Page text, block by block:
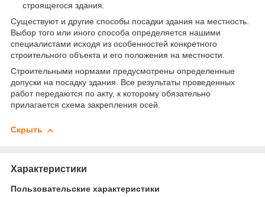
строящегося здания.
Существуют и другие способы посадки здания на местность.
Выбор того или иного способа определяется нашими
специалистами исходя из особенностей конкретного
строительного объекта и его положения на местности.
Строительными нормами предусмотрены определенные
допуски на посадку здания. Все результаты проведенных
работ передаются по акту, к которому обязательно
прилагается схема закрепления осей.
Скрыть
Характеристики
Пользовательские характеристики